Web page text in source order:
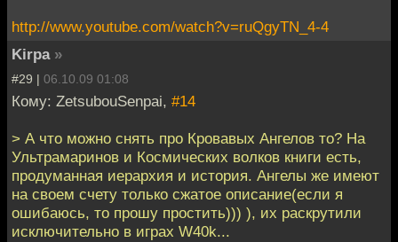
http://www.youtube.com/watch?v=ruQgyTN_4-4
Kirpa »
#29 | 06.10.09 01:08
Кому: ZetsubouSenpai, #14
> А что можно снять про Кровавых Ангелов то? На
Ультрамаринов и Космических волков книги есть,
продуманная иерархия и история. Ангелы же имеют
на своем счету только сжатое описание(если я
ошибаюсь, то прошу простить))) ), их раскрутили
исключительно в играх W40k...